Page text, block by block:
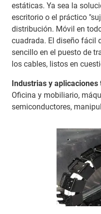
estáticas. Ya sea la
escritorio o el práctico
distribución. Móvil en
cuadrada. El diseño fácil
sencillo en el puesto de
los cables, listos en
Industrias y aplicaciones
Oficina y mobiliario,
semiconductores,